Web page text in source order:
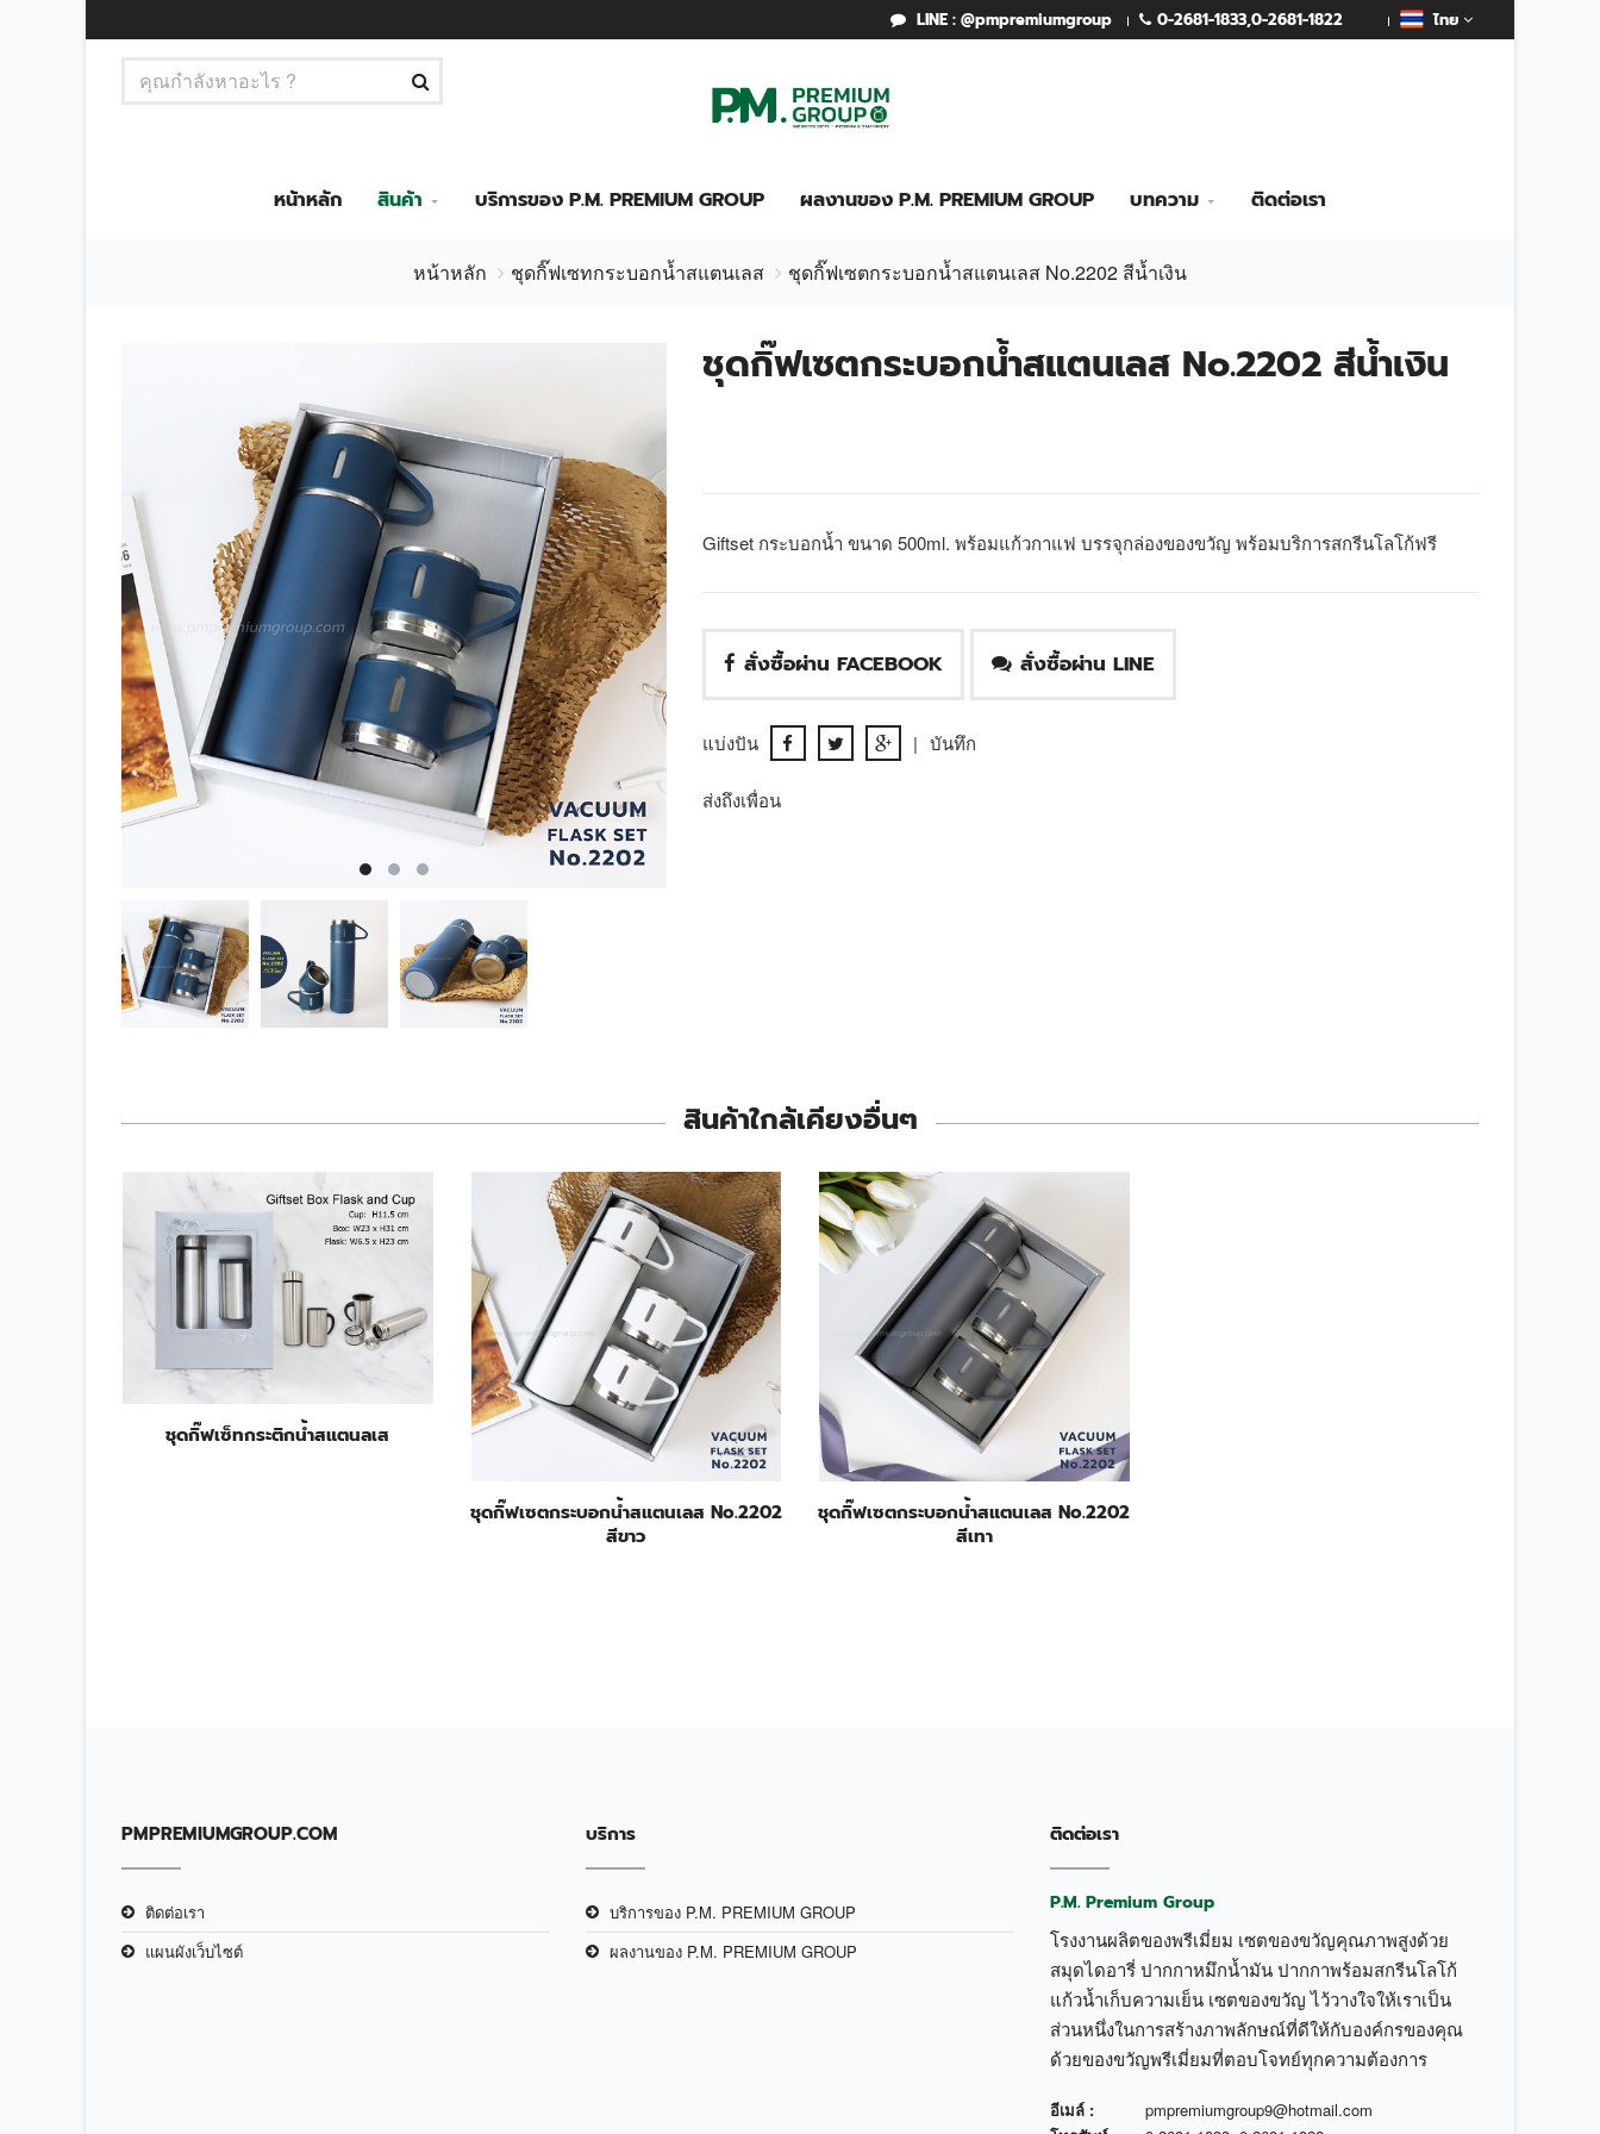
LINE : @pmpremiumgroup 0-2681-1833,0-2681-1822 ไทย
หน้าหลัก สินค้า บริการของ P.M. PREMIUM GROUP ผลงานของ P.M. PREMIUM GROUP บทความ ติดต่อเรา
หน้าหลัก ชุดกิ๊ฟเซทกระบอกน้ำสแตนเลส ชุดกิ๊ฟเซตกระบอกน้ำสแตนเลส No.2202 สีน้ำเงิน
ชุดกิ๊ฟเซตกระบอกน้ำสแตนเลส No.2202 สีน้ำเงิน
Giftset กระบอกน้ำ ขนาด 500ml. พร้อมแก้วกาแฟ บรรจุกล่องของขวัญ พร้อมบริการสกรีนโลโก้ฟรี
สั่งซื้อผ่าน FACEBOOK สั่งซื้อผ่าน LINE
แบ่งปัน | บันทึก
ส่งถึงเพื่อน
สินค้าใกล้เคียงอื่นๆ
ชุดกิ๊ฟเซ็ทกระติกน้ำสแตนลเส
ชุดกิ๊ฟเซตกระบอกน้ำสแตนเลส No.2202
สีขาว
ชุดกิ๊ฟเซตกระบอกน้ำสแตนเลส No.2202
สีเทา
PMPREMIUMGROUP.COM
ติดต่อเรา
แผนผังเว็บไซต์
บริการ
บริการของ P.M. PREMIUM GROUP
ผลงานของ P.M. PREMIUM GROUP
ติดต่อเรา
P.M. Premium Group
โรงงานผลิตของพรีเมี่ยม เซตของขวัญคุณภาพสูงด้วย
สมุดไดอารี่ ปากกาหมึกน้ำมัน ปากกาพร้อมสกรีนโลโก้
แก้วน้ำเก็บความเย็น เซตของขวัญ ไว้วางใจให้เราเป็น
ส่วนหนึ่งในการสร้างภาพลักษณ์ที่ดีให้กับองค์กรของคุณ
ด้วยของขวัญพรีเมี่ยมที่ตอบโจทย์ทุกความต้องการ
อีเมล์ :
pmpremiumgroup9@hotmail.com